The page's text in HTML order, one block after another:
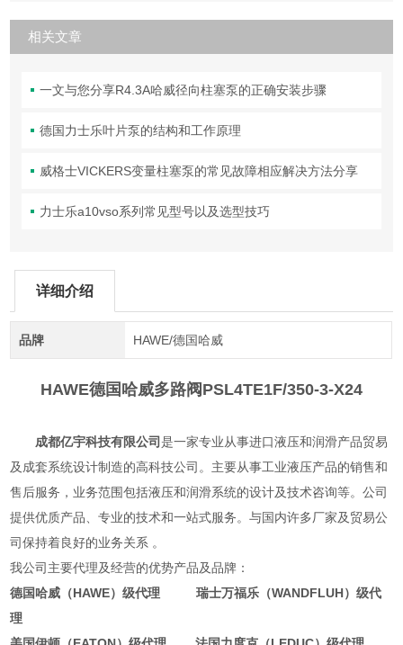
相关文章
一文与您分享R4.3A哈威径向柱塞泵的正确安装步骤
德国力士乐叶片泵的结构和工作原理
威格士VICKERS变量柱塞泵的常见故障相应解决方法分享
力士乐a10vso系列常见型号以及选型技巧
详细介绍
品牌 HAWE/德国哈威
HAWE德国哈威多路阀PSL4TE1F/350-3-X24
成都亿宇科技有限公司是一家专业从事进口液压和润滑产品贸易
及成套系统设计制造的高科技公司。主要从事工业液压产品的销售和
售后服务，业务范围包括液压和润滑系统的设计及技术咨询等。公司
提供优质产品、专业的技术和一站式服务。与国内许多厂家及贸易公
司保持着良好的业务关系 。
我公司主要代理及经营的优势产品及品牌：
德国哈威（HAWE）级代理 瑞士万福乐（WANDFLUH）级代
理